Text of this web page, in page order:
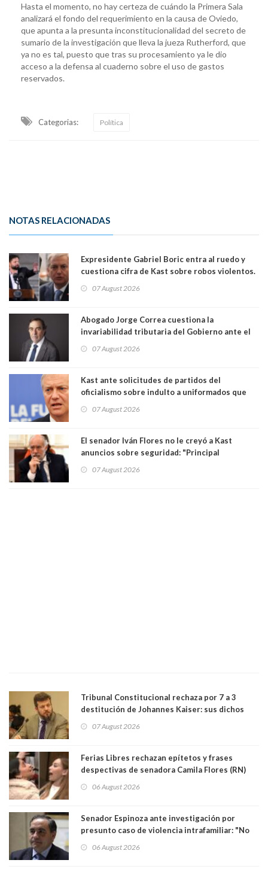
Hasta el momento, no hay certeza de cuándo la Primera Sala
analizará el fondo del requerimiento en la causa de Oviedo,
que apunta a la presunta inconstitucionalidad del secreto de
sumario de la investigación que lleva la jueza Rutherford, que
ya no es tal, puesto que tras su procesamiento ya le dio
acceso a la defensa al cuaderno sobre el uso de gastos
reservados.
Categorias: Política
NOTAS RELACIONADAS
Expresidente Gabriel Boric entra al ruedo y
cuestiona cifra de Kast sobre robos violentos.
07 August 2026
Abogado Jorge Correa cuestiona la
invariabilidad tributaria del Gobierno ante el
democracia” y "defendemos la alternancia en el
07 August 2026
Kast ante solicitudes de partidos del
oficialismo sobre indulto a uniformados que
07 August 2026
El senador Iván Flores no le creyó a Kast
anuncios sobre seguridad: "Principal
perseguir ruta del dinero y levantar secreto
07 August 2026
Tribunal Constitucional rechaza por 7 a 3
destitución de Johannes Kaiser: sus dichos
justicia constitucional porque no es diputado
07 August 2026
Ferias Libres rechazan epítetos y frases
despectivas de senadora Camila Flores (RN)
06 August 2026
Senador Espinoza ante investigación por
presunto caso de violencia intrafamiliar: "No
antecedentes a Tribunal Supremo
06 August 2026